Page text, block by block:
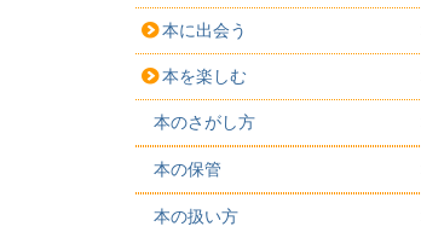
本に出会う
本を楽しむ
本のさがし方
本の保管
本の扱い方